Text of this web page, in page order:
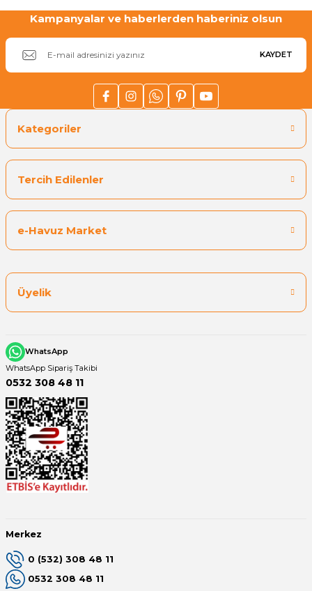
Yangın Pompası
Kampanyalar ve haberlerden haberiniz olsun
KAYDET
Kategoriler
Tercih Edilenler
e-Havuz Market
Üyelik
WhatsApp
WhatsApp Sipariş Takibi
0532 308 48 11
Merkez
0 (532) 308 48 11
0532 308 48 11